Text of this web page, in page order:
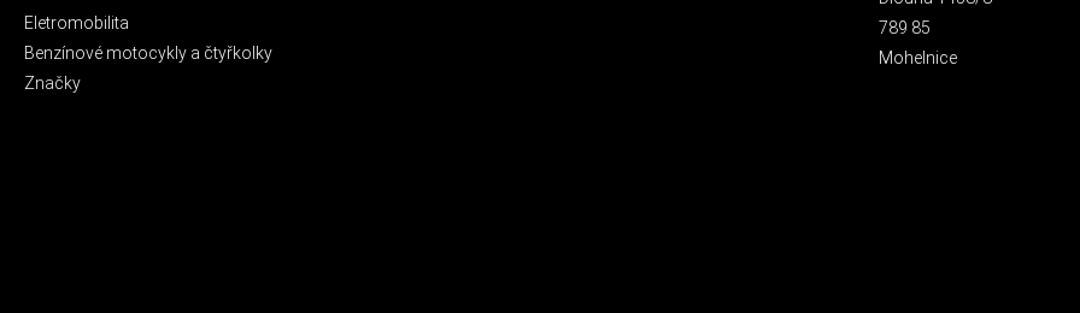
Eletromobilita
Benzínové motocykly a čtyřkolky
Značky
789 85
Mohelnice